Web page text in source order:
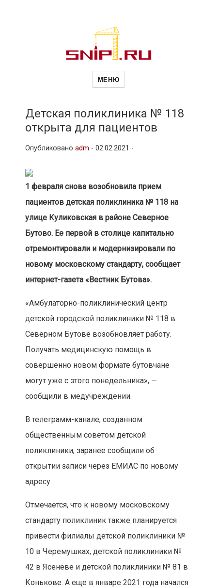
Новости
и
другие связанные со стройкой
рубрики
МЕНЮ
Детская поликлиника № 118
открыта для пациентов
Опубликовано adm - 02.02.2021 -
1 февраля снова возобновила прием
пациентов детская поликлиника № 118 на
улице Куликовская в районе Северное
Бутово. Ее первой в столице капитально
отремонтировали и модернизировали по
новому московскому стандарту, сообщает
интернет-газета «Вестник Бутова».
«Амбулаторно-поликлинический центр
детской городской поликлиники № 118 в
Северном Бутове возобновляет работу.
Получать медицинскую помощь в
совершенно новом формате бутовчане
могут уже с этого понедельника», —
сообщили в медучреждении.
В телеграмм-канале, созданном
общественным советом детской
поликлиники, заранее сообщили об
открытии записи через ЕМИАС по новому
адресу.
Отмечается, что к новому московскому
стандарту поликлиник также планируется
привести филиалы детской поликлиники №
10 в Черемушках, детской поликлиники №
42 в Ясеневе и детской поликлиники № 81 в
Конькове. А еще в январе 2021 года начался